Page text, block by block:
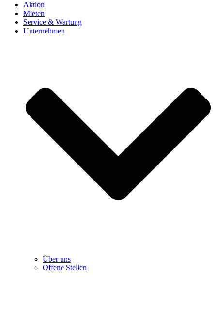
Aktion
Mieten
Service & Wartung
Unternehmen
Über uns
Offene Stellen